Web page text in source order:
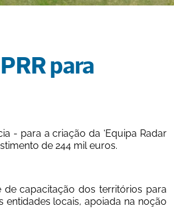
- para a criação da ‘Equipa Radar
de 244 mil euros.
capacitação dos territórios para
locais, apoiada na noção